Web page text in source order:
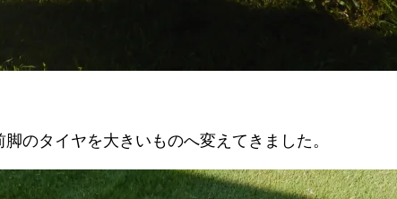
のタイヤを大きいものへ変えてきました。